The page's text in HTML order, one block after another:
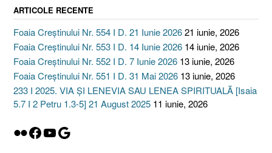
ARTICOLE RECENTE
Foaia Creștinului Nr. 554 I D. 21 Iunie 202621 iunie, 2026
Foaia Creștinului Nr. 553 I D. 14 Iunie 2026 14 iunie, 2026
Foaia Creștinului Nr. 552 I D. 7 Iunie 2026 13 iunie, 2026
Foaia Creștinului Nr. 551 I D. 31 Mai 2026 13 iunie, 2026
233 I 2025. VIA ȘI LENEVIA SAU LENEA SPIRITUALĂ [Isaia
5.7 I 2 Petru 1.3-5] 21 August 2025 11 iunie, 2026
Flickr
Facebook
YouTube
Google